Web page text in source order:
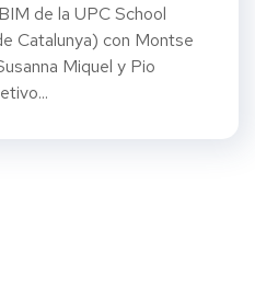
de la UPC School
Catalunya) con Montse
Miquel y Pio